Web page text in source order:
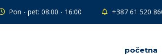
Pon - pet: 08:00 - 16:00 +387 61 520
početna